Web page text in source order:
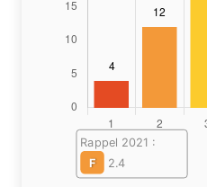
Rappel 2021 :
F
2.4